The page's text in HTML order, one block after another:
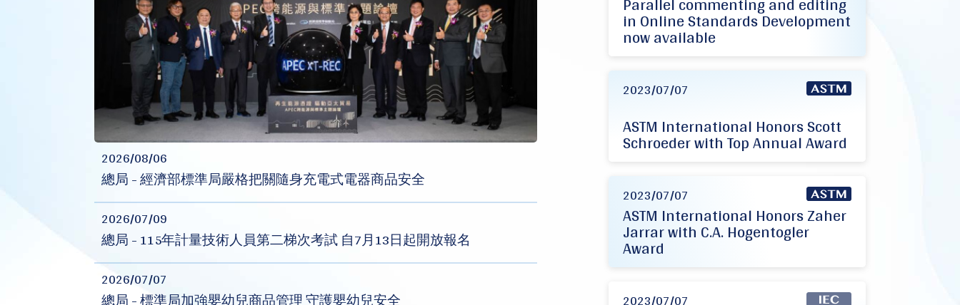
2026/08/06
總局 - 經濟部標準局嚴格把關隨身充電式電器商品安全
2026/07/09
總局 - 115年計量技術人員第二梯次考試 自7月13日起開放報名
2026/07/07
總局 - 標準局加強嬰幼兒商品管理 守護嬰幼兒安全
in Online Standards Development
now available
2023/07/07
ASTM International Honors Scott
Schroeder with Top Annual Award
2023/07/07
ASTM International Honors Zaher
Jarrar with C.A. Hogentogler
Award
2023/07/07